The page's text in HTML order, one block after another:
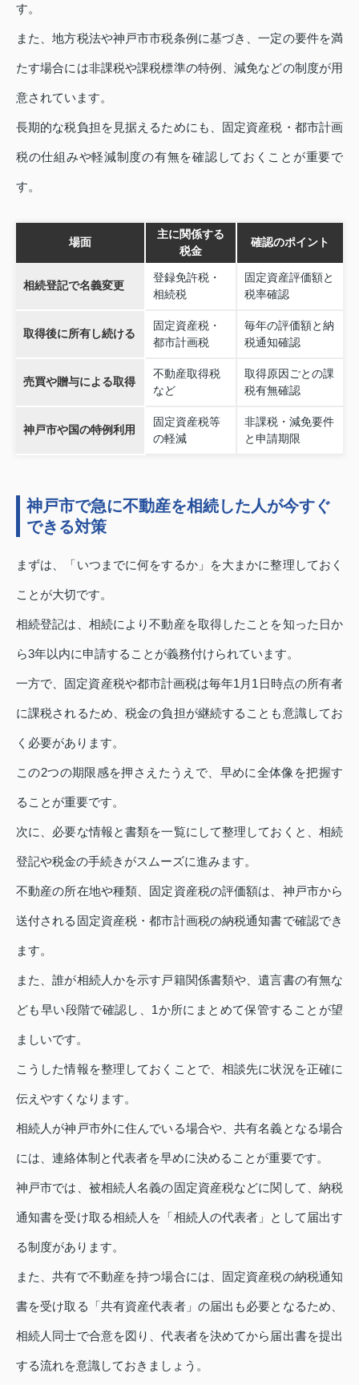
す。
また、地方税法や神戸市市税条例に基づき、一定の要件を満
たす場合には非課税や課税標準の特例、減免などの制度が用
意されています。
長期的な税負担を見据えるためにも、固定資産税・都市計画
税の仕組みや軽減制度の有無を確認しておくことが重要で
す。
場面
主に関係する
税金
確認のポイント
相続登記で名義変更
登録免許税・
相続税
固定資産評価額と
税率確認
取得後に所有し続ける
固定資産税・
都市計画税
毎年の評価額と納
税通知確認
売買や贈与による取得
不動産取得税
など
取得原因ごとの課
税有無確認
神戸市や国の特例利用
固定資産税等
の軽減
非課税・減免要件
と申請期限
神戸市で急に不動産を相続した人が今すぐ
できる対策
まずは、「いつまでに何をするか」を大まかに整理しておく
ことが大切です。
相続登記は、相続により不動産を取得したことを知った日か
ら3年以内に申請することが義務付けられています。
一方で、固定資産税や都市計画税は毎年1月1日時点の所有者
に課税されるため、税金の負担が継続することも意識してお
く必要があります。
この2つの期限感を押さえたうえで、早めに全体像を把握す
ることが重要です。
次に、必要な情報と書類を一覧にして整理しておくと、相続
登記や税金の手続きがスムーズに進みます。
不動産の所在地や種類、固定資産税の評価額は、神戸市から
送付される固定資産税・都市計画税の納税通知書で確認でき
ます。
また、誰が相続人かを示す戸籍関係書類や、遺言書の有無な
ども早い段階で確認し、1か所にまとめて保管することが望
ましいです。
こうした情報を整理しておくことで、相談先に状況を正確に
伝えやすくなります。
相続人が神戸市外に住んでいる場合や、共有名義となる場合
には、連絡体制と代表者を早めに決めることが重要です。
神戸市では、被相続人名義の固定資産税などに関して、納税
通知書を受け取る相続人を「相続人の代表者」として届出す
る制度があります。
また、共有で不動産を持つ場合には、固定資産税の納税通知
書を受け取る「共有資産代表者」の届出も必要となるため、
相続人同士で合意を図り、代表者を決めてから届出書を提出
する流れを意識しておきましょう。